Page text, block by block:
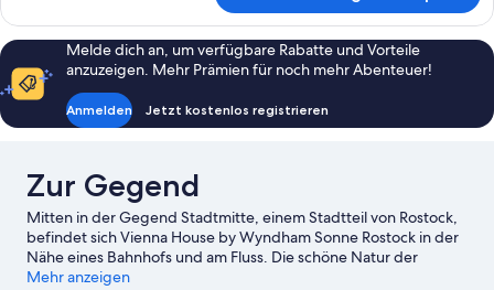
Doppelzimmer
Melde dich an, um verfügbare Rabatte und Vorteile
anzuzeigen. Mehr Prämien für noch mehr Abenteuer!
Anmelden Jetzt kostenlos registrieren
Zur Gegend
Mitten in der Gegend Stadtmitte, einem Stadtteil von Rostock,
befindet sich Vienna House by Wyndham Sonne Rostock in der
Nähe eines Bahnhofs und am Fluss. Die schöne Natur der
Region erlebst du hier: Strand von Warnemünde und IGA Park.
Mehr anzeigen